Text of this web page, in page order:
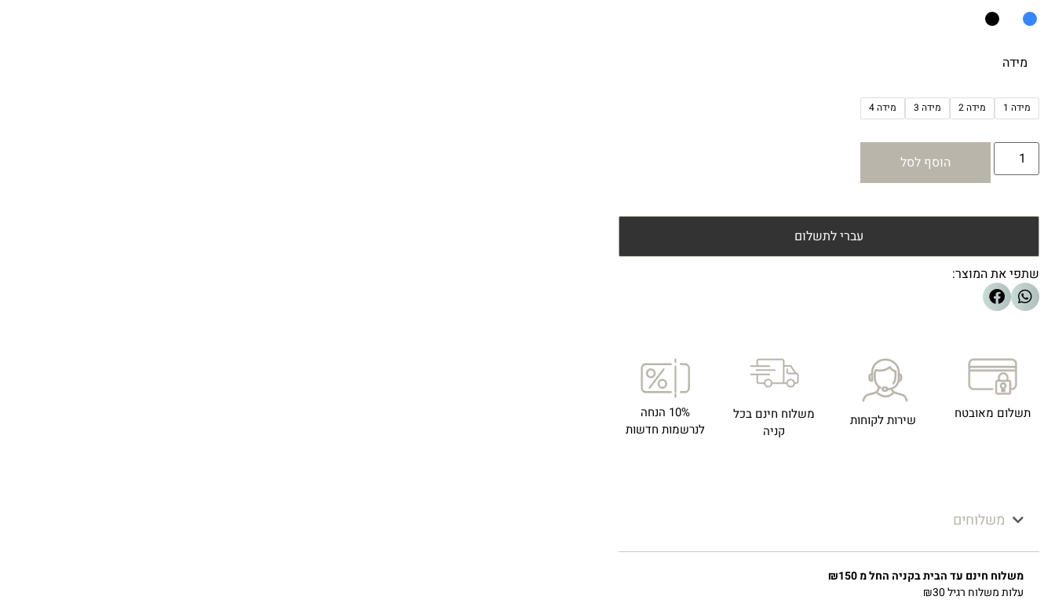
מידה
מידה 1 מידה 2 מידה 3 מידה 4
הוסף לסל
עברי לתשלום
שתפי את המוצר:
תשלום מאובטח שירות לקוחות
משלוח חינם בכל
קניה
10% הנחה
לנרשמות חדשות
משלוחים
משלוח חינם עד הבית בקניה החל מ ₪150
עלות משלוח רגיל ₪30